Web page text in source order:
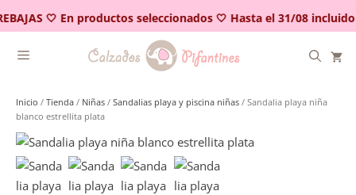
🤍 En productos seleccionados 🤍 Hasta el 31/08 incluido
al
contenido
Inicio / Tienda / Niñas / Sandalias playa y piscina niñas / Sandalia playa niña
blanco estrellita plata